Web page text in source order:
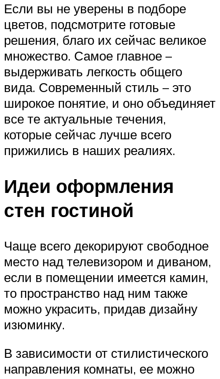
Если вы не уверены в подборе
цветов, подсмотрите готовые
решения, благо их сейчас великое
множество. Самое главное –
выдерживать легкость общего
вида. Современный стиль – это
широкое понятие, и оно объединяет
все те актуальные течения,
которые сейчас лучше всего
прижились в наших реалиях.
Идеи оформления
стен гостиной
Чаще всего декорируют свободное
место над телевизором и диваном,
если в помещении имеется камин,
то пространство над ним также
можно украсить, придав дизайну
изюминку.
В зависимости от стилистического
направления комнаты, ее можно